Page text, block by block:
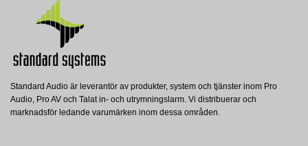
Standard Audio är leverantör av produkter, system och tjänster inom Pro
Audio, Pro AV och Talat in- och utrymningslarm. Vi distribuerar och
marknadsför ledande varumärken inom dessa områden.